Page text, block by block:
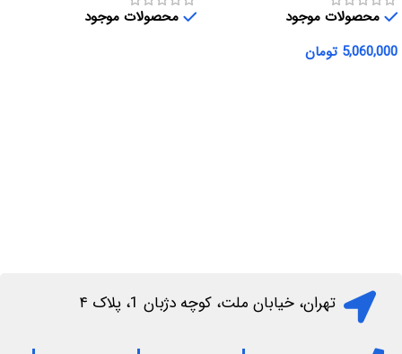
محصولات موجود
5,060,000 تومان
محصولات موجود
تهران، خیابان ملت، کوچه دژبان 1، پلاک ۴